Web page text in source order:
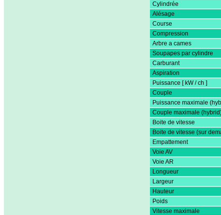
Cylindrée
Alésage
Course
Compression
Arbre a cames
Soupapes par cylindre
Carburant
Aspiration
Puissance [ kW / ch ]
Couple
Puissance maximale
Couple maximale
Boite de vitesse
Boite de vitesse (sur
Empattement
Voie AV
Voie AR
Longueur
Largeur
Hauteur
Poids
Vitesse maximale